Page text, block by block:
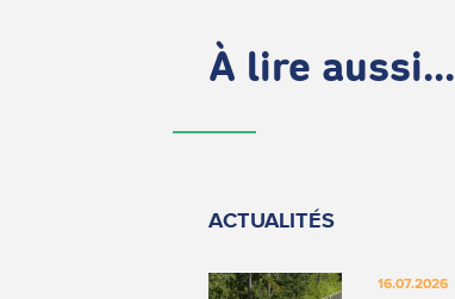
À lire aussi...
ACTUALITÉS
16.07.2026